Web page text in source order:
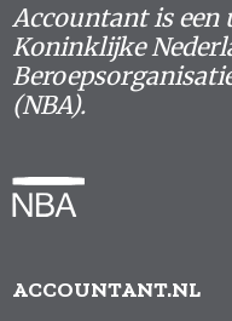
Accountant is een
Koninklijke
(NBA).
ACCOUNTANT.NL